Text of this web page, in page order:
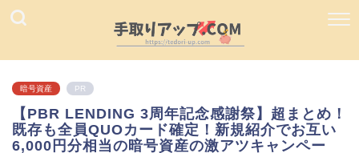
暗号資産 PR
【PBR LENDING 3周年記念感謝祭】超まとめ！
既存も全員QUOカード確定！新規紹介でお互い
6,000円分相当の暗号資産の激アツキャンペー